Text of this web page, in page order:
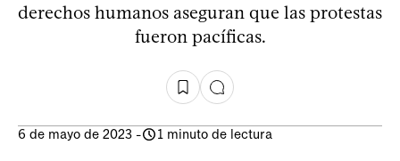
derechos humanos aseguran que las protestas
fueron pacíficas.
6 de mayo de 2023 - 1 minuto de lectura